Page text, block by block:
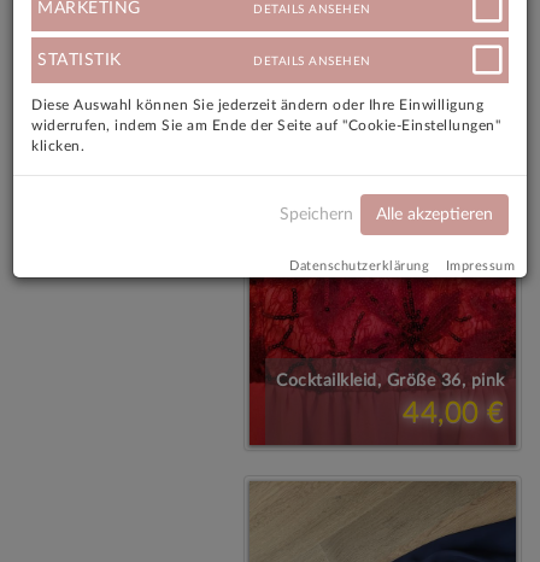
Cocktailkleid, Größe 36, pink
44,00 €
MARKETING DETAILS ANSEHEN
STATISTIK DETAILS ANSEHEN
Diese Auswahl können Sie jederzeit ändern oder Ihre Einwilligung
widerrufen, indem Sie am Ende der Seite auf "Cookie-Einstellungen"
klicken.
Speichern Alle akzeptieren
Datenschutzerklärung Impressum